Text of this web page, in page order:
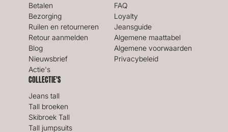
Betalen
Bezorging
Ruilen en retourneren
Retour aanmelden
Blog
Nieuwsbrief
Actie's
FAQ
Loyalty
Jeansguide
Algemene maattabel
Algemene voorwaarden
Privacybeleid
COLLECTIE'S
Jeans tall
Tall broeken
Skibroek Tall
Tall jumpsuits